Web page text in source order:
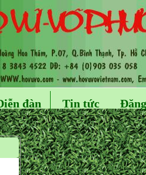
đàn Tin tức